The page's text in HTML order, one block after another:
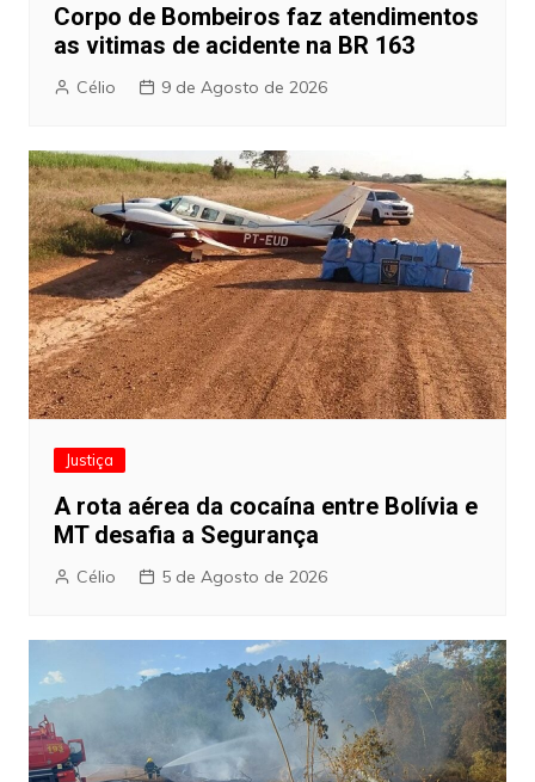
Corpo de Bombeiros faz atendimentos
as vitimas de acidente na BR 163
Célio 9 de Agosto de 2026
Justiça
A rota aérea da cocaína entre Bolívia e
MT desafia a Segurança
Célio 5 de Agosto de 2026